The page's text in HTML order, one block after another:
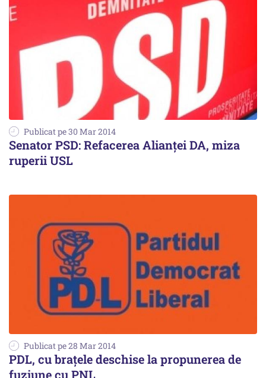
Publicat pe 30 Mar 2014
Senator PSD: Refacerea Alianței DA, miza
ruperii USL
Publicat pe 28 Mar 2014
PDL, cu brațele deschise la propunerea de
fuziune cu PNL